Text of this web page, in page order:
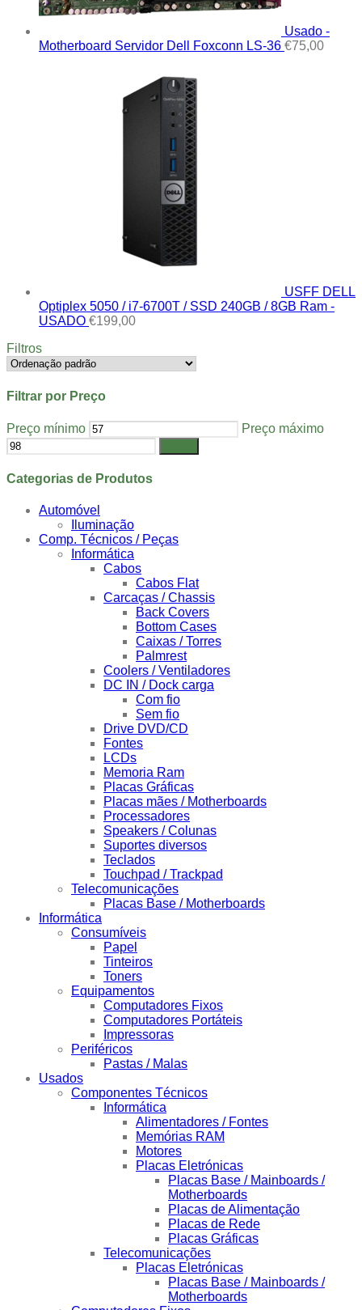
Usado -
Motherboard Servidor Dell Foxconn LS-36 €75,00
USFF DELL
Optiplex 5050 / i7-6700T / SSD 240GB / 8GB Ram -
USADO €199,00
Filtros
Filtrar por Preço
Preço mínimo Preço máximo
Categorias de Produtos
Automóvel
Iluminação
Comp. Técnicos / Peças
Informática
Cabos
Cabos Flat
Carcaças / Chassis
Back Covers
Bottom Cases
Caixas / Torres
Palmrest
Coolers / Ventiladores
DC IN / Dock carga
Com fio
Sem fio
Drive DVD/CD
Fontes
LCDs
Memoria Ram
Placas Gráficas
Placas mães / Motherboards
Processadores
Speakers / Colunas
Suportes diversos
Teclados
Touchpad / Trackpad
Telecomunicações
Placas Base / Motherboards
Informática
Consumíveis
Papel
Tinteiros
Toners
Equipamentos
Computadores Fixos
Computadores Portáteis
Impressoras
Periféricos
Pastas / Malas
Usados
Componentes Técnicos
Informática
Alimentadores / Fontes
Memórias RAM
Motores
Placas Eletrónicas
Placas Base / Mainboards /
Motherboards
Placas de Alimentação
Placas de Rede
Placas Gráficas
Telecomunicações
Placas Eletrónicas
Placas Base / Mainboards /
Motherboards